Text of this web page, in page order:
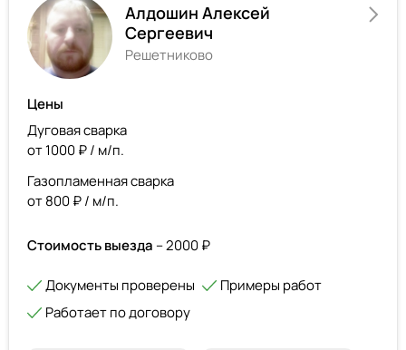
Алдошин Алексей
Сергеевич
Решетниково
Цены
Дуговая сварка
от 1000 ₽ / м/п.
Газопламенная сварка
от 800 ₽ / м/п.
Стоимость выезда – 2000 ₽
Документы проверены
Примеры работ
Работает по договору